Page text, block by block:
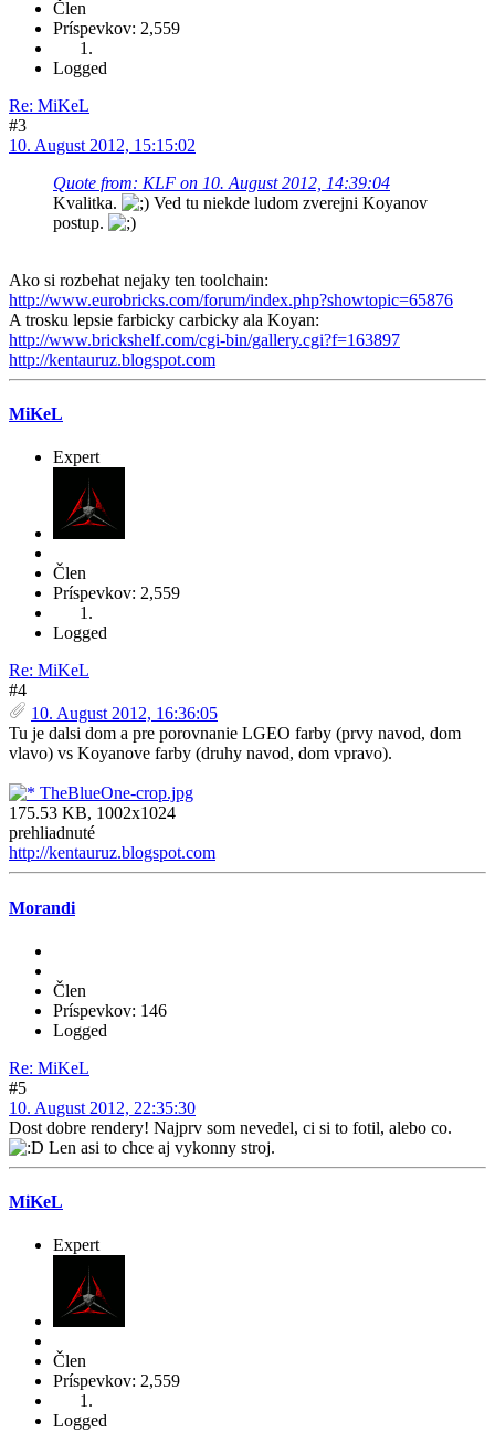
Člen
Príspevkov: 2,559
Logged
Re: MiKeL
#3
10. August 2012, 15:15:02
Quote from: KLF on 10. August 2012, 14:39:04
Kvalitka.
Ved tu niekde ludom zverejni Koyanov
postup.
Ako si rozbehat nejaky ten toolchain:
http://www.eurobricks.com/forum/index.php?showtopic=65876
A trosku lepsie farbicky carbicky ala Koyan:
http://www.brickshelf.com/cgi-bin/gallery.cgi?f=163897
http://kentauruz.blogspot.com
MiKeL
Expert
Člen
Príspevkov: 2,559
Logged
Re: MiKeL
#4
10. August 2012, 16:36:05
Tu je dalsi dom a pre porovnanie LGEO farby (prvy navod, dom
vlavo) vs Koyanove farby (druhy navod, dom vpravo).
TheBlueOne-crop.jpg
175.53 KB, 1002x1024
prehliadnuté
http://kentauruz.blogspot.com
Morandi
Člen
Príspevkov: 146
Logged
Re: MiKeL
#5
10. August 2012, 22:35:30
Dost dobre rendery! Najprv som nevedel, ci si to fotil, alebo co.
Len asi to chce aj vykonny stroj.
MiKeL
Expert
Člen
Príspevkov: 2,559
Logged